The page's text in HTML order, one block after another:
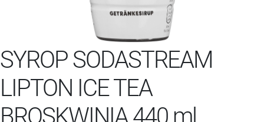
SYROP SODASTREAM
LIPTON ICE TEA
BROSKWINIA 440 ml